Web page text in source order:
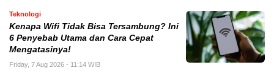
Teknologi
Kenapa Wifi Tidak Bisa Tersambung? Ini
6 Penyebab Utama dan Cara Cepat
Mengatasinya!
Friday, 7 Aug 2026 - 11:14 WIB